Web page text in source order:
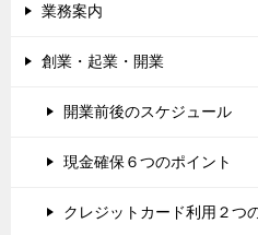
業務案内
創業・起業・開業
開業前後のスケジュール
現金確保６つのポイント
クレジットカード利用２つ